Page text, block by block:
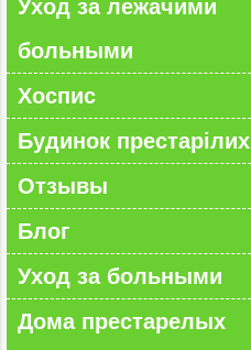
Уход за лежачими
больными
Хоспис
Будинок престарілих
Отзывы
Блог
Уход за больными
Дома престарелых